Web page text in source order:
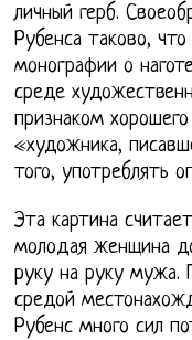
личный герб.
Рубенса таково,
монографии о
среде
признаком
«художника,
того, употреблять
Эта картина
молодая женщина
руку на руку мужа.
средой
Рубенс много сил